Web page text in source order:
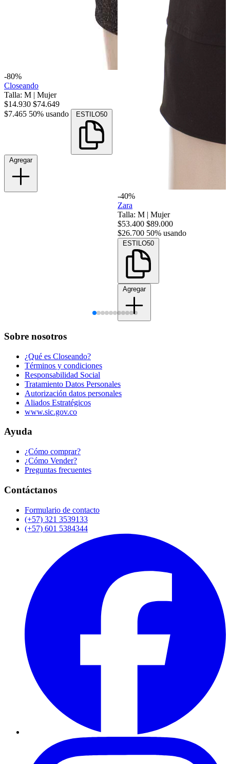
-80%
Closeando
Talla: M | Mujer
$14.930 $74.649
$7.465 50% usando ESTILO50
Agregar
-40%
Zara
Talla: M | Mujer
$53.400 $89.000
$26.700 50% usando
ESTILO50
Agregar
Sobre nosotros
¿Qué es Closeando?
Términos y condiciones
Responsabilidad Social
Tratamiento Datos Personales
Autorización datos personales
Aliados Estratégicos
www.sic.gov.co
Ayuda
¿Cómo comprar?
¿Cómo Vender?
Preguntas frecuentes
Contáctanos
Formulario de contacto
(+57) 321 3539133
(+57) 601 5384344